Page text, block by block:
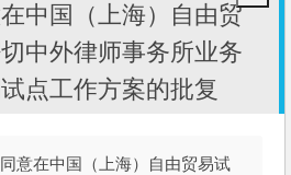
中国（上海）自由贸
中外律师事务所业务
点工作方案的批复
意在中国（上海）自由贸易试